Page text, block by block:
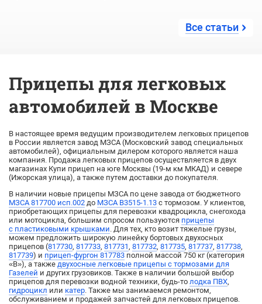
Все статьи
Прицепы для легковых
автомобилей в Москве
В настоящее время ведущим производителем легковых прицепов
в России является завод МЗСА (Московский завод специальных
автомобилей), официальным дилером которого является наша
компания. Продажа легковых прицепов осуществляется в двух
магазинах Купи прицеп на юге Москвы (19-м км МКАД) и севере
(Ижорская улица), а также путем доставки до покупателя.
В наличии новые прицепы МЗСА по цене завода от бюджетного
МЗСА 817700 исп.002 до МЗСА B3515-1.13 с тормозом. У клиентов,
приобретающих прицепы для перевозки квадроцикла, снегохода
или мотоцикла, большим спросом пользуются прицепы
с пластиковыми крышками . Для тех, кто возит тяжелые грузы,
можем предложить широкую линейку бортовых двухосных
прицепов (817730 817733 817731 817732 817735 817737 817738
817739) и прицеп-фургон 817783 полной массой 750 кг (категория
«B»), а также двухосные легковые прицепы с тормозами для
Газелей и других грузовиков. Также в наличии большой выбор
прицепов для перевозки водной техники, будь-то лодка ПВХ
гидроцикл или катер . Также мы занимаемся ремонтом,
обслуживанием и продажей запчастей для легковых прицепов.